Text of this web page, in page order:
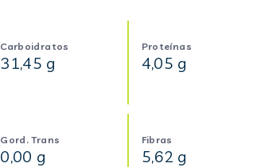
Carboidratos
31,45 g
Proteínas
4,05 g
Gord. Trans
0,00 g
Fibras
5,62 g